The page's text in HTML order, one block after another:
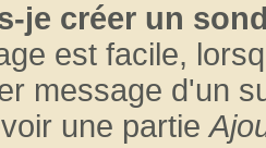
je créer un
est facile,
message d'un
une partie